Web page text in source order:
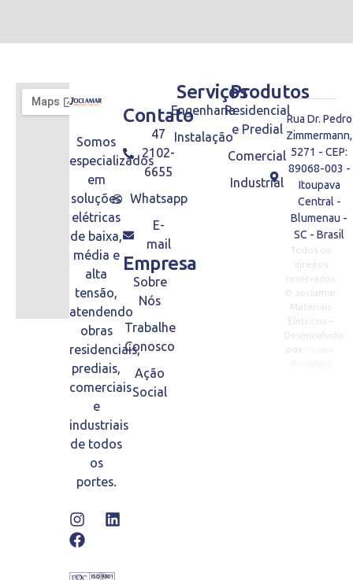
Somos
especializados
em
soluções
elétricas
de baixa,
média e
alta
tensão,
atendendo
obras
residenciais,
prediais,
comerciais
e
industriais
de todos
os
portes.
Contato
47
2102-
6655
Whatsapp
E-
mail
Empresa
Sobre
Nós
Trabalhe
Conosco
Ação
Social
Produtos
Residencial
e Predial
Comercial
Industrial
Serviços
Engenharia
Instalação
Rua Dr. Pedro
Zimmermann,
5271 - CEP:
89068-003 -
Itoupava
Central -
Blumenau -
SC - Brasil
Todos os
direitos
reservados
© Joclamar
Materiais
Elétricos –
Desenvolvido
por